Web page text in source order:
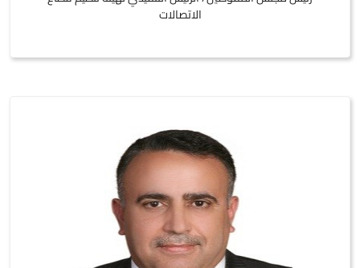
الاتصالات